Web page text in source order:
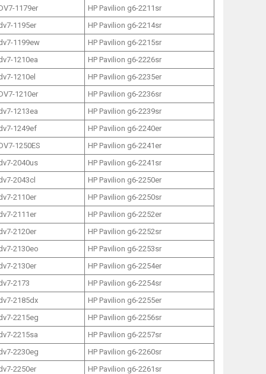
1179er
HP Pavilion g6-2211sr
1195er
HP Pavilion g6-2214sr
1199ew
HP Pavilion g6-2215sr
1210ea
HP Pavilion g6-2226sr
1210el
HP Pavilion g6-2235er
1210er
HP Pavilion g6-2236sr
1213ea
HP Pavilion g6-2239sr
1249ef
HP Pavilion g6-2240er
1250ES
HP Pavilion g6-2241er
2040us
HP Pavilion g6-2241sr
2043cl
HP Pavilion g6-2250er
2110er
HP Pavilion g6-2250sr
2111er
HP Pavilion g6-2252er
2120er
HP Pavilion g6-2252sr
2130eo
HP Pavilion g6-2253sr
2130er
HP Pavilion g6-2254er
2173
HP Pavilion g6-2254sr
2185dx
HP Pavilion g6-2255er
2215eg
HP Pavilion g6-2256sr
2215sa
HP Pavilion g6-2257sr
2230eg
HP Pavilion g6-2260sr
2250er
HP Pavilion g6-2261sr